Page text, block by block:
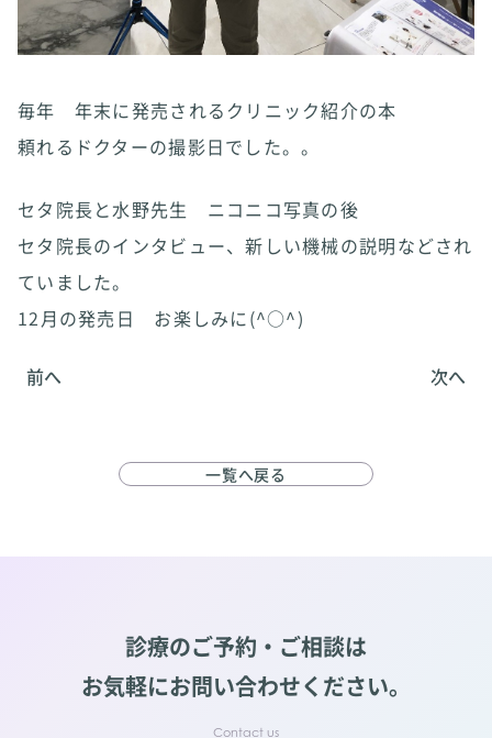
毎年 年末に発売されるクリニック紹介の本
頼れるドクターの撮影日でした。。
セタ院長と水野先生 ニコニコ写真の後
セタ院長のインタビュー、新しい機械の説明などされ
ていました。
12月の発売日 お楽しみに(^○^)
前へ 次へ
一覧へ戻る
診療のご予約・ご相談は
お気軽にお問い合わせください。